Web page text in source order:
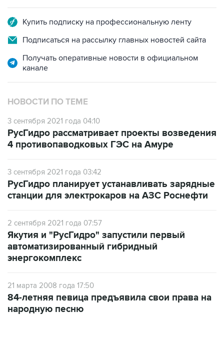
Купить подписку на профессиональную ленту
Подписаться на рассылку главных новостей сайта
Получать оперативные новости в официальном
канале
НОВОСТИ ПО ТЕМЕ
3 сентября 2021 года 04:10
РусГидро рассматривает проекты возведения
4 противопаводковых ГЭС на Амуре
3 сентября 2021 года 03:42
РусГидро планирует устанавливать зарядные
станции для электрокаров на АЗС Роснефти
2 сентября 2021 года 07:57
Якутия и "РусГидро" запустили первый
автоматизированный гибридный
энергокомплекс
21 марта 2008 года 17:50
84-летняя певица предъявила свои права на
народную песню